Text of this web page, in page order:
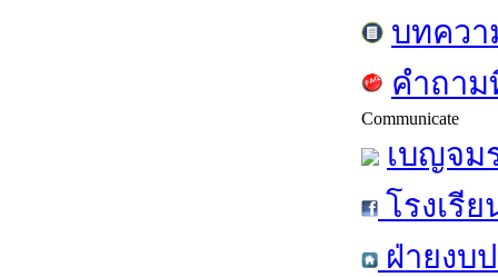
บทควา
คำถา
Communicate
เบญจม
โรงเรี
ฝ่ายงบ